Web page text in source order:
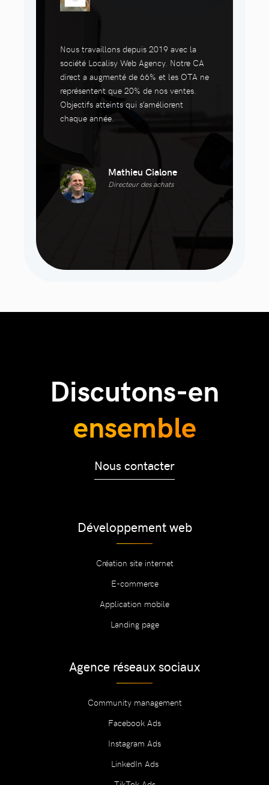
Nous travaillons depuis 2019 avec la
société Localisy Web Agency. Notre CA
direct a augmenté de 66% et les OTA ne
représentent que 20% de nos ventes.
Objectifs atteints qui s’améliorent
chaque année.
Mathieu Cialone
Directeur des achats
Discutons-en
ensemble
Nous contacter
Développement web
Création site internet
E-commerce
Application mobile
Landing page
Agence réseaux sociaux
Community management
Facebook Ads
Instagram Ads
LinkedIn Ads